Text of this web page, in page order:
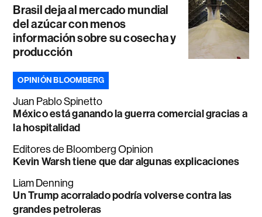
Brasil deja al mercado mundial
del azúcar con menos
información sobre su cosecha y
producción
OPINIÓN BLOOMBERG
Juan Pablo Spinetto
México está ganando la guerra comercial gracias a
la hospitalidad
Editores de Bloomberg Opinion
Kevin Warsh tiene que dar algunas explicaciones
Liam Denning
Un Trump acorralado podría volverse contra las
grandes petroleras